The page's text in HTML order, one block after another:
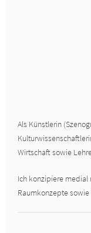
Als Künstlerin
Wirtschaft sowie
Ich konzipiere medial
Raumkonzepte